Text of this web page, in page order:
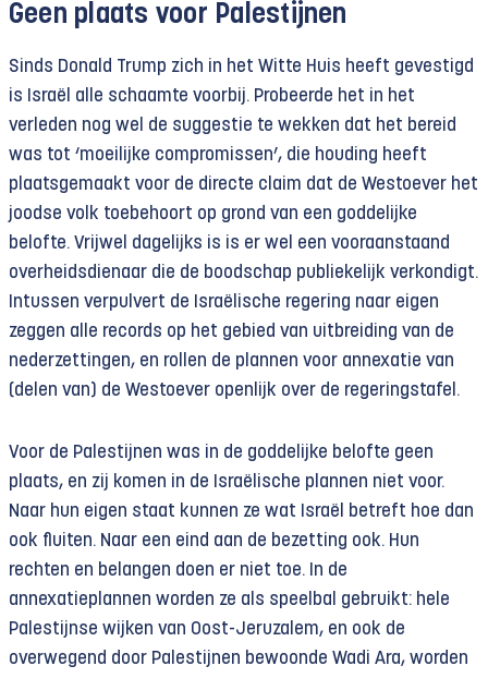
Geen plaats voor Palestijnen
Sinds Donald Trump zich in het Witte Huis heeft gevestigd
is Israël alle schaamte voorbij. Probeerde het in het
verleden nog wel de suggestie te wekken dat het bereid
was tot ‘moeilijke compromissen’, die houding heeft
plaatsgemaakt voor de directe claim dat de Westoever het
joodse volk toebehoort op grond van een goddelijke
belofte. Vrijwel dagelijks is is er wel een vooraanstaand
overheidsdienaar die de boodschap publiekelijk verkondigt.
Intussen verpulvert de Israëlische regering naar eigen
zeggen alle records op het gebied van uitbreiding van de
nederzettingen, en rollen de plannen voor annexatie van
(delen van) de Westoever openlijk over de regeringstafel.
Voor de Palestijnen was in de goddelijke belofte geen
plaats, en zij komen in de Israëlische plannen niet voor.
Naar hun eigen staat kunnen ze wat Israël betreft hoe dan
ook fluiten. Naar een eind aan de bezetting ook. Hun
rechten en belangen doen er niet toe. In de
annexatieplannen worden ze als speelbal gebruikt: hele
Palestijnse wijken van Oost-Jeruzalem, en ook de
overwegend door Palestijnen bewoonde Wadi Ara, worden